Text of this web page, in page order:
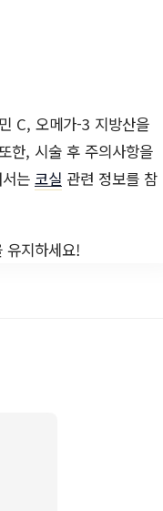
C, 오메가-3 지방산을
한, 시술 후 주의사항을
는 코실 관련 정보를 참
유지하세요!